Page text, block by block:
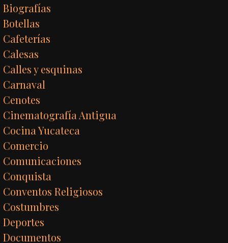
Biografías
Botellas
Cafeterías
Calesas
Calles y esquinas
Carnaval
Cenotes
Cinematografía Antigua
Cocina Yucateca
Comercio
Comunicaciones
Conquista
Conventos Religiosos
Costumbres
Deportes
Documentos